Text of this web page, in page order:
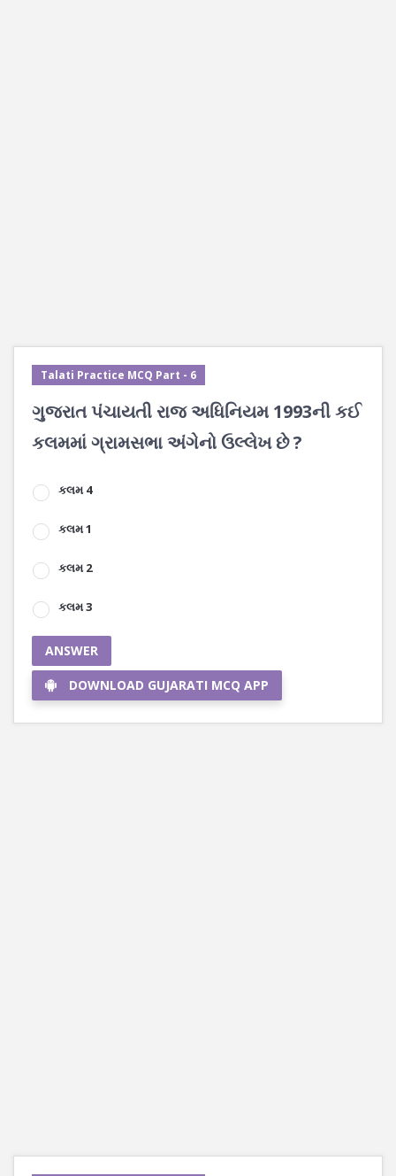
Talati Practice MCQ Part - 6
ગુજરાત પંચાયતી રાજ અધિનિયમ 1993ની કઈ
કલમમાં ગ્રામસભા અંગેનો ઉલ્લેખ છે ?
કલમ 4
કલમ 1
કલમ 2
કલમ 3
ANSWER
DOWNLOAD GUJARATI MCQ APP